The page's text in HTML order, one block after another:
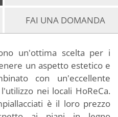
FAI UNA DOMANDA
un'ottima scelta per i
un aspetto estetico e
con un'eccellente
nei locali HoReCa.
è il loro prezzo